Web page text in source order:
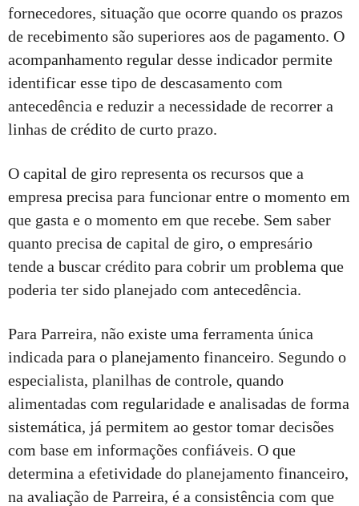
fornecedores, situação que ocorre quando os prazos
de recebimento são superiores aos de pagamento. O
acompanhamento regular desse indicador permite
identificar esse tipo de descasamento com
antecedência e reduzir a necessidade de recorrer a
linhas de crédito de curto prazo.
O capital de giro representa os recursos que a
empresa precisa para funcionar entre o momento em
que gasta e o momento em que recebe. Sem saber
quanto precisa de capital de giro, o empresário
tende a buscar crédito para cobrir um problema que
poderia ter sido planejado com antecedência.
Para Parreira, não existe uma ferramenta única
indicada para o planejamento financeiro. Segundo o
especialista, planilhas de controle, quando
alimentadas com regularidade e analisadas de forma
sistemática, já permitem ao gestor tomar decisões
com base em informações confiáveis. O que
determina a efetividade do planejamento financeiro,
na avaliação de Parreira, é a consistência com que